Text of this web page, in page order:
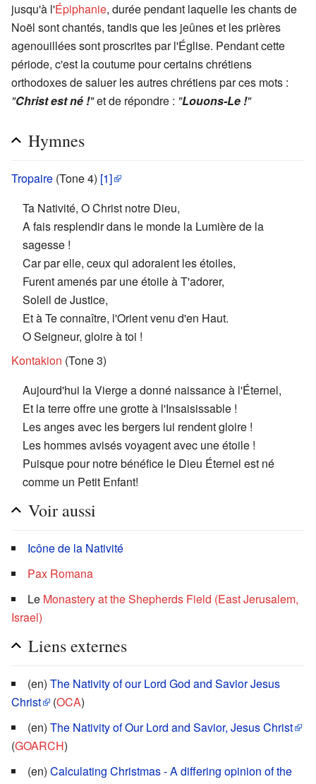
jusqu'à l'Épiphanie, durée pendant laquelle les chants de
Noël sont chantés, tandis que les jeûnes et les prières
agenouillées sont proscrites par l'Église. Pendant cette
période, c'est la coutume pour certains chrétiens
orthodoxes de saluer les autres chrétiens par ces mots :
"Christ est né !"et de répondre : "Louons-Le !"
Hymnes
Tropaire (Tone 4) [1]
Ta Nativité, O Christ notre Dieu,
A fais resplendir dans le monde la Lumière de la
sagesse !
Car par elle, ceux qui adoraient les étoiles,
Furent amenés par une étoile à T'adorer,
Soleil de Justice,
Et à Te connaître, l'Orient venu d'en Haut.
O Seigneur, gloire à toi !
Kontakion (Tone 3)
Aujourd'hui la Vierge a donné naissance à l'Éternel,
Et la terre offre une grotte à l'Insaisissable !
Les anges avec les bergers lui rendent gloire !
Les hommes avisés voyagent avec une étoile !
Puisque pour notre bénéfice le Dieu Éternel est né
comme un Petit Enfant!
Voir aussi
Icône de la Nativité
Pax Romana
Le Monastery at the Shepherds Field (East Jerusalem,
Israel)
Liens externes
(en) The Nativity of our Lord God and Savior Jesus
Christ
(OCA)
(en) The Nativity of Our Lord and Savior, Jesus Christ
(GOARCH)
(en) Calculating Christmas - A differing opinion of the